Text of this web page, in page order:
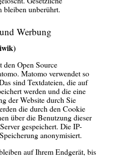
bleiben unberührt.
Werbung
den Open Source
Matomo verwendet so
sind Textdateien, die auf
werden und die eine
der Website durch Sie
die durch den Cookie
über die Benutzung dieser
gespeichert. Die IP-
anonymisiert.
auf Ihrem Endgerät, bis